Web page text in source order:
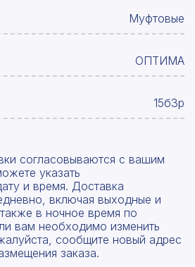
Муфтовые
ОПТИМА
15б3р
согласовываются с вашим
указать
и время. Доставка
включая выходные и
в ночное время по
вам необходимо изменить
сообщите новый адрес
заказа.